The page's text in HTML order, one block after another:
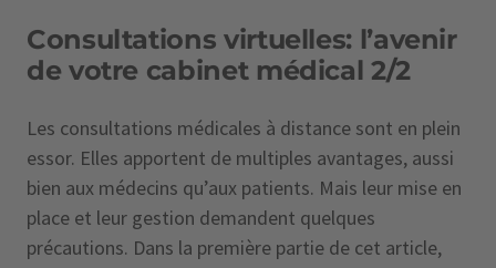
Consultations virtuelles: l’avenir
de votre cabinet médical 2/2
Les consultations médicales à distance sont en plein
essor. Elles apportent de multiples avantages, aussi
bien aux médecins qu’aux patients. Mais leur mise en
place et leur gestion demandent quelques
précautions. Dans la première partie de cet article,